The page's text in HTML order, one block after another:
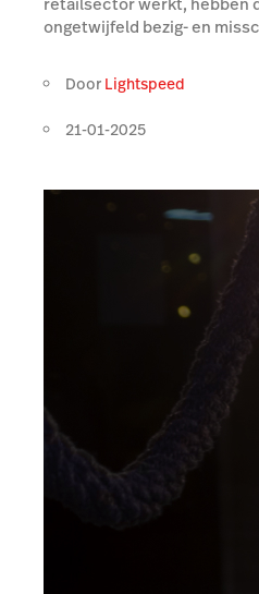
ongetwijfeld bezig- en
Door Lightspeed
21-01-2025